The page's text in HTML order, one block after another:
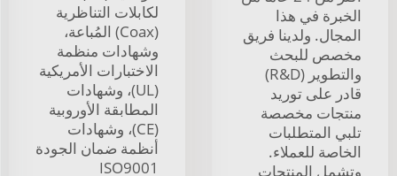
الخبرة في هذا
المجال. ولدينا فريق
مخصص للبحث
والتطوير (R&D)
قادر على توريد
منتجات مخصصة
تلبي المتطلبات
الخاصة للعملاء.
وتشمل المنتجات
لكابلات التناظرية
(Coax) المُباعة،
وشهادات منظمة
الاختبارات الأمريكية
(UL)، وشهادات
المطابقة الأوروبية
(CE)، وشهادات
أنظمة ضمان الجودة
ISO9001